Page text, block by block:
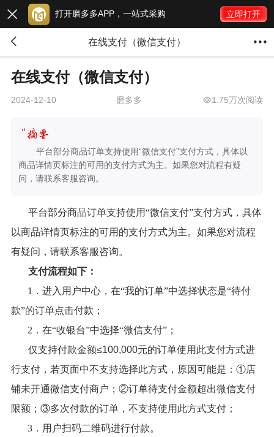
 打开磨多多APP，一站式采购 立即打开
 在线支付（微信支付） 
在线支付（微信支付）
2024-12-10 磨多多 1.75万次阅读
平台部分商品订单支持使用“微信支付”支付方式，具体以
商品详情页标注的可用的支付方式为主。如果您对流程有疑
问，请联系客服咨询。
平台部分商品订单支持使用“微信支付”支付方式，具体
以商品详情页标注的可用的支付方式为主。如果您对流程
有疑问，请联系客服咨询。
支付流程如下：
1．进入用户中心，在“我的订单”中选择状态是“待付
款”的订单点击付款；
2．在“收银台”中选择“微信支付”；
仅支持付款金额≤100,000元的订单使用此支付方式进
行支付，若页面中不支持选择此方式，原因可能是：①店
铺未开通微信支付商户；②订单待支付金额超出微信支付
限额；③多次付款的订单，不支持使用此方式支付；
3．用户扫码二维码进行付款。